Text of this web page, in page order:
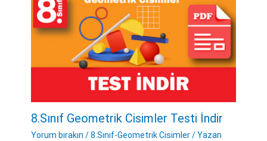
8.Sınıf Geometrik Cisimler Testi İndir
Yorum bırakın /8.Sınıf-Geometrik Cisimler/ Yazan